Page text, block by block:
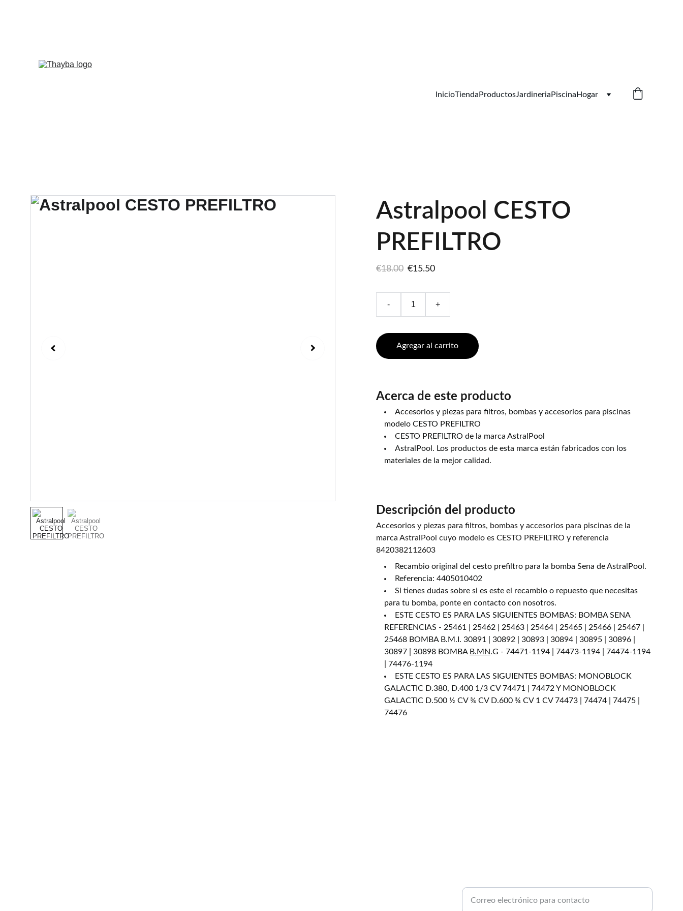
InicioTienda ProductosJardineria Piscina Hogar
Astralpool CESTO
PREFILTRO
€18.00 €15.50
- +
Agregar al carrito
Acerca de este producto
Accesorios y piezas para filtros, bombas y accesorios para piscinas
modelo CESTO PREFILTRO
CESTO PREFILTRO de la marca AstralPool
AstralPool. Los productos de esta marca están fabricados con los
materiales de la mejor calidad.
Descripción del producto
Accesorios y piezas para filtros, bombas y accesorios para piscinas de la
marca AstralPool cuyo modelo es CESTO PREFILTRO y referencia
8420382112603
Recambio original del cesto prefiltro para la bomba Sena de AstralPool.
Referencia: 4405010402
Si tienes dudas sobre si es este el recambio o repuesto que necesitas
para tu bomba, ponte en contacto con nosotros.
ESTE CESTO ES PARA LAS SIGUIENTES BOMBAS: BOMBA SENA
REFERENCIAS - 25461 | 25462 | 25463 | 25464 | 25465 | 25466 | 25467 |
25468 BOMBA B.M.I. 30891 | 30892 | 30893 | 30894 | 30895 | 30896 |
30897 | 30898 BOMBA B.MN.G - 74471-1194 | 74473-1194 | 74474-1194
| 74476-1194
ESTE CESTO ES PARA LAS SIGUIENTES BOMBAS: MONOBLOCK
GALACTIC D.380, D.400 1/3 CV 74471 | 74472 Y MONOBLOCK
GALACTIC D.500 ½ CV ¾ CV D.600 ¾ CV 1 CV 74473 | 74474 | 74475 |
74476